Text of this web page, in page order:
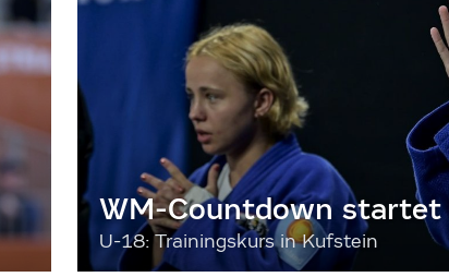
WM-Countdown startet
U-18: Trainingskurs in Kufstein